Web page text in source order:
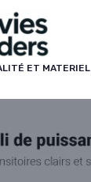
ET MATERIEL